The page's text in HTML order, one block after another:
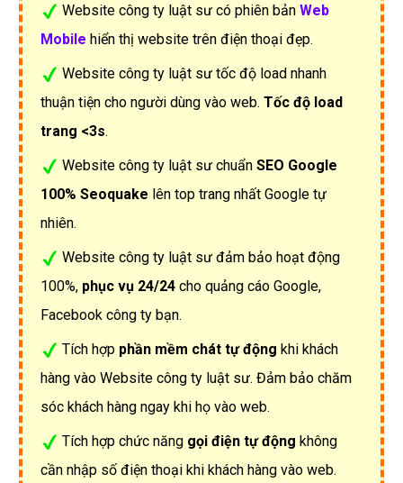
Website công ty luật sư có phiên bản Web
Mobile hiển thị website trên điện thoại đẹp.
Website công ty luật sư tốc độ load nhanh
thuận tiện cho người dùng vào web. Tốc độ load
trang <3s.
Website công ty luật sư chuẩn SEO Google
100% Seoquake lên top trang nhất Google tự
nhiên.
Website công ty luật sư đảm bảo hoạt động
100%, phục vụ 24/24 cho quảng cáo Google,
Facebook công ty bạn.
Tích hợp phần mềm chát tự động khi khách
hàng vào Website công ty luật sư. Đảm bảo chăm
sóc khách hàng ngay khi họ vào web.
Tích hợp chức năng gọi điện tự động không
cần nhập số điện thoại khi khách hàng vào web.